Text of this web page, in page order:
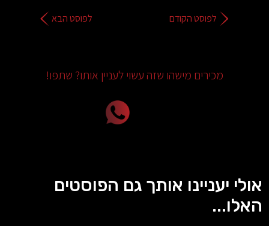
לפוסט הקודם לפוסט הבא
מכירים מישהו שזה עשוי לעניין אותו? שתפו!
אולי יעניינו אותך גם הפוסטים
האלו...